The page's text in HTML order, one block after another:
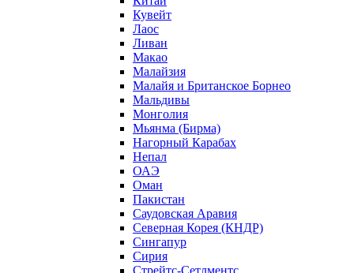
Кувейт
Лаос
Ливан
Макао
Малайзия
Малайя и Британское Борнео
Мальдивы
Монголия
Мьянма (Бирма)
Нагорный Карабах
Непал
ОАЭ
Оман
Пакистан
Саудовская Аравия
Северная Корея (КНДР)
Сингапур
Сирия
Стрейтс-Сетлментс